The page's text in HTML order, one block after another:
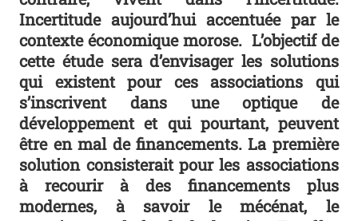
Incertitude aujourd’hui accentuée par le
contexte économique morose. L’objectif de
cette étude sera d’envisager les solutions
qui existent pour ces associations qui
s’inscrivent dans une optique de
développement et qui pourtant, peuvent
être en mal de financements. La première
solution consisterait pour les associations
à recourir à des financements plus
modernes, à savoir le mécénat, le